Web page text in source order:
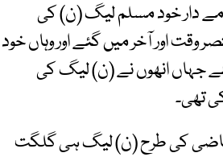
خود مسلم لیگ (ن) کی
اور آخر میں گئے اور وہاں خود
جہاں انھوں نے (ن) لیگ کی
تھی۔
ماضی کی طرح (ن) لیگ ہی گلگت